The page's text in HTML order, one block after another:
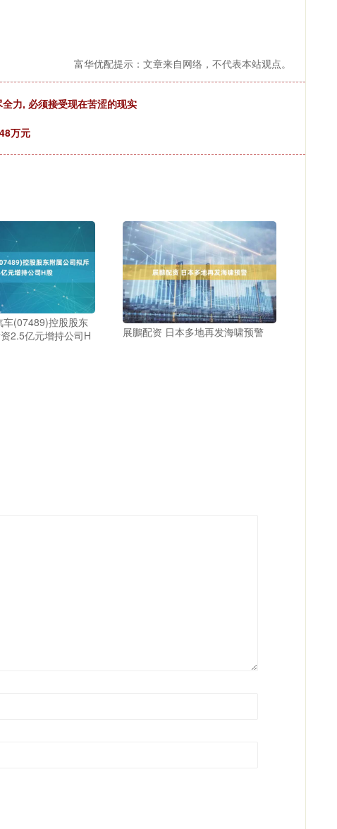
富华优配提示：文章来自网络，不代表本站观点。
力, 必须接受现在苦涩的现实
万元
车(07489)控股股东
2.5亿元增持公司H
展鵬配资 日本多地再发海啸预警